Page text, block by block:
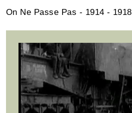
On Ne Passe Pas - 1914 - 1918